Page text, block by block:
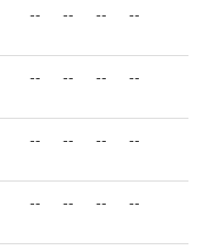
-- -- -- --
-- -- -- --
-- -- -- --
-- -- -- --